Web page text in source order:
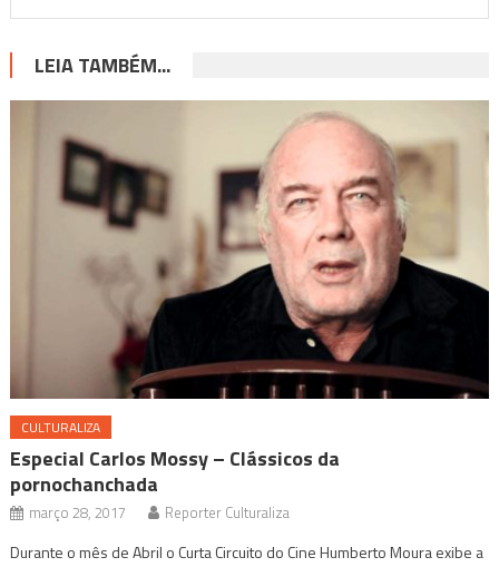
LEIA TAMBÉM...
CULTURALIZA
Especial Carlos Mossy – Clássicos da
pornochanchada
março 28, 2017 Reporter Culturaliza
Durante o mês de Abril o Curta Circuito do Cine Humberto Moura exibe a